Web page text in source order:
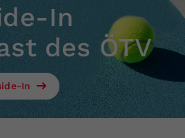
In
des ÖTV
In